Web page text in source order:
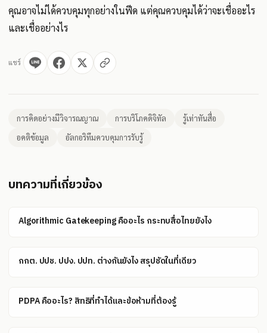
คุณอาจไม่ได้ควบคุมทุกอย่างในฟีด แต่คุณควบคุมได้ว่าจะเชื่ออะไร
และเชื่ออย่างไร
แชร์
การคิดอย่างมีวิจารณญาณ การบริโภคดิจิทัล
รู้เท่าทันสื่อ
อคติข้อมูล
อัลกอริทึมควบคุมการรับรู้
บทความที่เกี่ยวข้อง
Algorithmic Gatekeeping คืออะไร กระทบสื่อไทยยังไง
กกต. ปปช. ปปง. ปปท. ต่างกันยังไง สรุปชัดในที่เดียว
PDPA คืออะไร? สิทธิที่ทำได้และข้อห้ามที่ต้องรู้